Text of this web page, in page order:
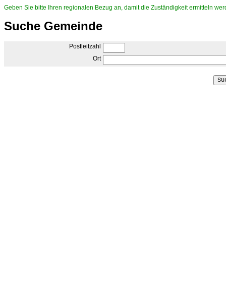
Geben Sie bitte Ihren regionalen Bezug an, damit die Zuständigkeit ermitteln
Suche Gemeinde
Postleitzahl
Ort